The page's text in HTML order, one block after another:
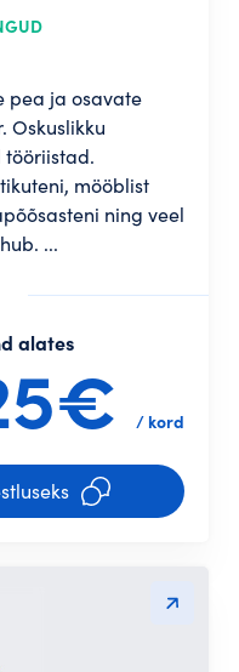
pea ja osavate
Oskuslikku
tööriistad.
mööblist
ning veel
...
alates
/ kord